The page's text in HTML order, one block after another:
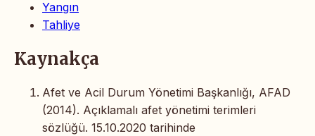
Yangın
Tahliye
Kaynakça
Afet ve Acil Durum Yönetimi Başkanlığı, AFAD
(2014). Açıklamalı afet yönetimi terimleri
sözlüğü. 15.10.2020 tarihinde